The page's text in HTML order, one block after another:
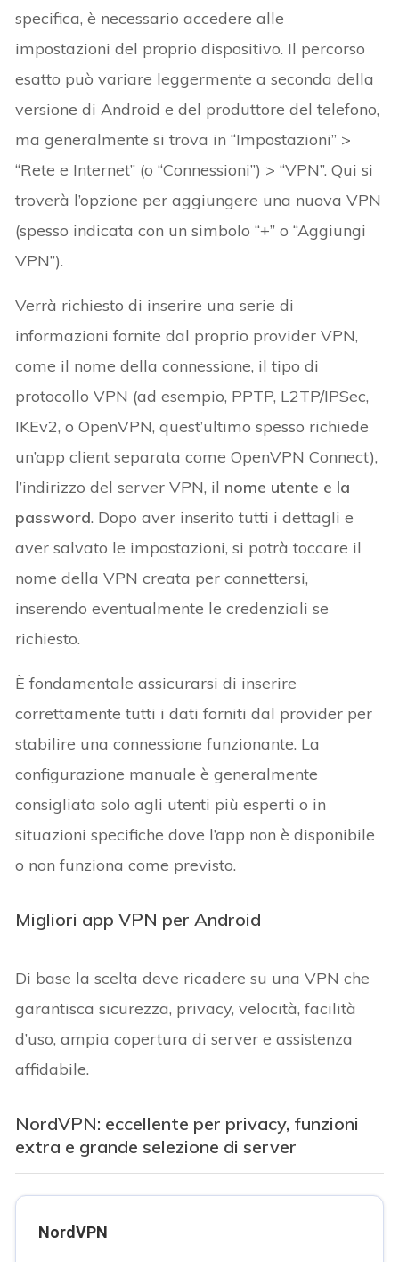
specifica, è necessario accedere alle
impostazioni del proprio dispositivo. Il percorso
esatto può variare leggermente a seconda della
versione di Android e del produttore del telefono,
ma generalmente si trova in “Impostazioni” >
“Rete e Internet” (o “Connessioni”) > “VPN”. Qui si
troverà l’opzione per aggiungere una nuova VPN
(spesso indicata con un simbolo “+” o “Aggiungi
VPN”).
Verrà richiesto di inserire una serie di
informazioni fornite dal proprio provider VPN,
come il nome della connessione, il tipo di
protocollo VPN (ad esempio, PPTP, L2TP/IPSec,
IKEv2, o OpenVPN, quest’ultimo spesso richiede
un’app client separata come OpenVPN Connect),
l’indirizzo del server VPN, il nome utente e la
password. Dopo aver inserito tutti i dettagli e
aver salvato le impostazioni, si potrà toccare il
nome della VPN creata per connettersi,
inserendo eventualmente le credenziali se
richiesto.
È fondamentale assicurarsi di inserire
correttamente tutti i dati forniti dal provider per
stabilire una connessione funzionante. La
configurazione manuale è generalmente
consigliata solo agli utenti più esperti o in
situazioni specifiche dove l’app non è disponibile
o non funziona come previsto.
Migliori app VPN per Android
Di base la scelta deve ricadere su una VPN che
garantisca sicurezza, privacy, velocità, facilità
d’uso, ampia copertura di server e assistenza
affidabile.
NordVPN: eccellente per privacy, funzioni
extra e grande selezione di server
NordVPN